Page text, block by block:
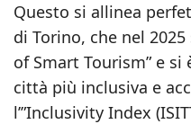
Questo si allinea
di Torino, che nel
of Smart Tourism” e
città più inclusiva e
l’”Inclusivity Index